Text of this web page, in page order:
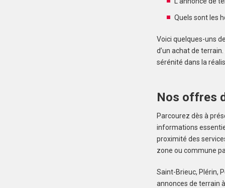
Quels sont les
Voici quelques-uns
d’un achat de
sérénité dans la
Nos offres
Parcourez dès à
informations
proximité des
zone ou commune
Saint-Brieuc, Plérin,
annonces de terrain